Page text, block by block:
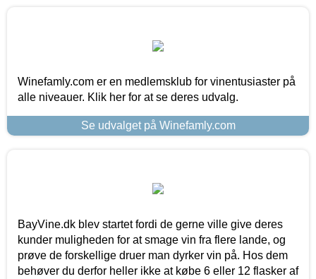
Winefamly.com er en medlemsklub for vinentusiaster på
alle niveauer. Klik her for at se deres udvalg.
Se udvalget på Winefamly.com
BayVine.dk blev startet fordi de gerne ville give deres
kunder muligheden for at smage vin fra flere lande, og
prøve de forskellige druer man dyrker vin på. Hos dem
behøver du derfor heller ikke at købe 6 eller 12 flasker af